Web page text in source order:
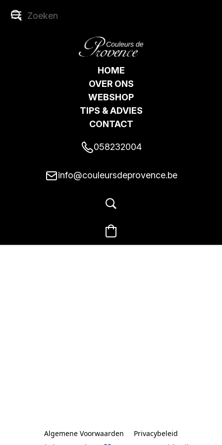
HOME
OVER ONS
WEBSHOP
TIPS & ADVIES
CONTACT
058232004
info@couleursdeprovence.be
Algemene Voorwaarden
Privacybeleid